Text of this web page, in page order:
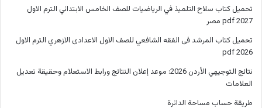
تحميل كتاب سلاح التلميذ في الرياضيات للصف الخامس الابتدائي الترم الاول
2027 pdf مصر
تحميل كتاب المرشد فى الفقه الشافعي للصف الاول الاعدادى الازهري الترم الاول
2026 pdf
نتائج التوجيهي الأردن 2026: موعد إعلان النتائج ورابط الاستعلام وحقيقة تعديل
العلامات
طريقة حساب مساحة الدائرة